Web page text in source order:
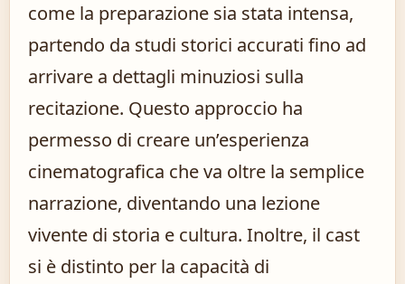
come la preparazione sia stata intensa,
partendo da studi storici accurati fino ad
arrivare a dettagli minuziosi sulla
recitazione. Questo approccio ha
permesso di creare un’esperienza
cinematografica che va oltre la semplice
narrazione, diventando una lezione
vivente di storia e cultura. Inoltre, il cast
si è distinto per la capacità di